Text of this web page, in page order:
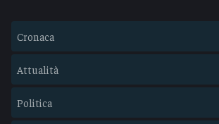
Cronaca
Attualità
Politica